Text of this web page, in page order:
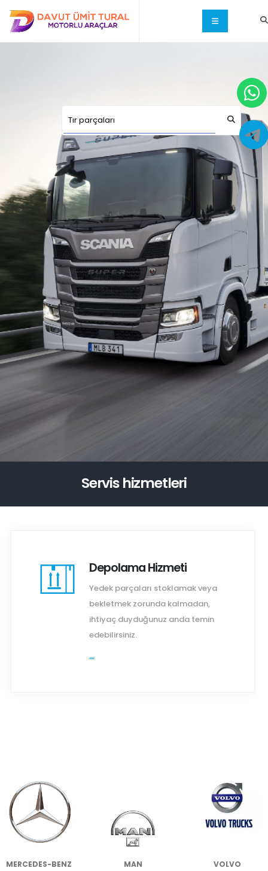
Servis hizmetleri
Depolama Hizmeti
Yedek parçaları stoklamak veya
bekletmek zorunda kalmadan,
ihtiyaç duyduğunuz anda temin
edebilirsiniz.
...
MERCEDES-BENZ MAN VOLVO